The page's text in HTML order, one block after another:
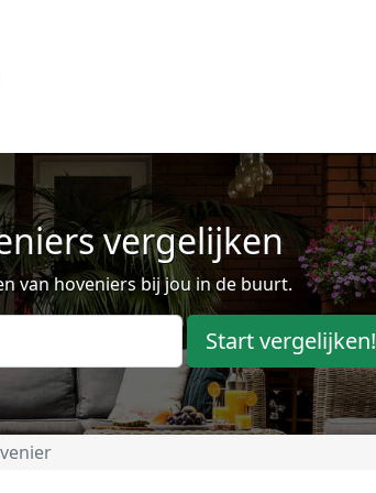
vergelijken
van hoveniers bij jou in de buurt.
Start vergelijken!